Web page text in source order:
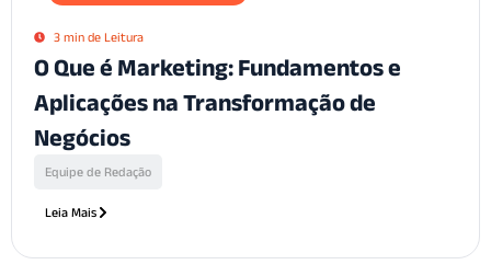
3 min de Leitura
O Que é Marketing: Fundamentos e
Aplicações na Transformação de
Negócios
Equipe de Redação
Leia Mais